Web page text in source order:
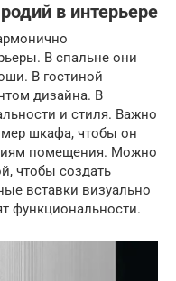
в интерьере
В спальне они
В гостиной
дизайна. В
и стиля. Важно
шкафа, чтобы он
помещения. Можно
чтобы создать
вставки визуально
функциональности.